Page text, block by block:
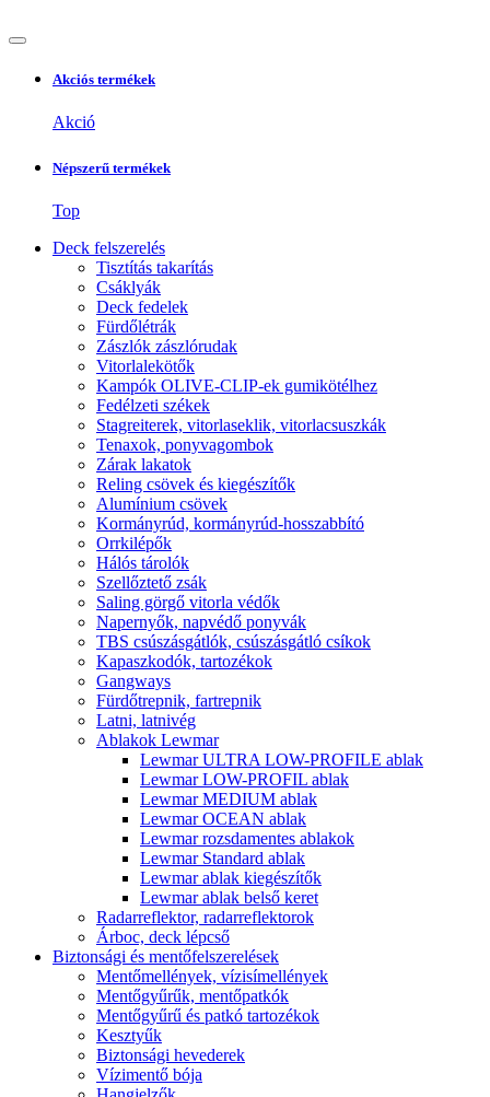
Akciós termékek
Akció
Népszerű termékek
Top
Deck felszerelés
Tisztítás takarítás
Csáklyák
Deck fedelek
Fürdőlétrák
Zászlók zászlórudak
Vitorlalekötők
Kampók OLIVE-CLIP-ek gumikötélhez
Fedélzeti székek
Stagreiterek, vitorlaseklik, vitorlacsuszkák
Tenaxok, ponyvagombok
Zárak lakatok
Reling csövek és kiegészítők
Alumínium csövek
Kormányrúd, kormányrúd-hosszabbító
Orrkilépők
Hálós tárolók
Szellőztető zsák
Saling görgő vitorla védők
Napernyők, napvédő ponyvák
TBS csúszásgátlók, csúszásgátló csíkok
Kapaszkodók, tartozékok
Gangways
Fürdőtrepnik, fartrepnik
Latni, latnivég
Ablakok Lewmar
Lewmar ULTRA LOW-PROFILE ablak
Lewmar LOW-PROFIL ablak
Lewmar MEDIUM ablak
Lewmar OCEAN ablak
Lewmar rozsdamentes ablakok
Lewmar Standard ablak
Lewmar ablak kiegészítők
Lewmar ablak belső keret
Radarreflektor, radarreflektorok
Árboc, deck lépcső
Biztonsági és mentőfelszerelések
Mentőmellények, vízisímellények
Mentőgyűrűk, mentőpatkók
Mentőgyűrű és patkó tartozékok
Kesztyűk
Biztonsági hevederek
Vízimentő bója